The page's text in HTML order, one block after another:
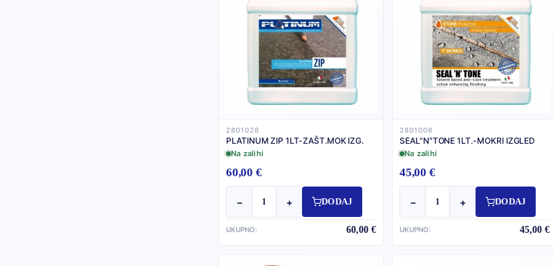
2801028
PLATINUM ZIP 1LT-ZAŠT.MOK IZG.
Na zalihi
60,00 €
− + DODAJ
UKUPNO: 60,00 €
2801008
SEAL"N"TONE 1LT.-MOKRI IZGLED
Na zalihi
45,00 €
− + DODAJ
UKUPNO: 45,00 €